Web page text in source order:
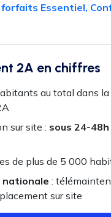
Essentiel,
2A en chiffres
au total dans la
sur site : sous 24-48h
de plus de 5 000
nationale :
sur site